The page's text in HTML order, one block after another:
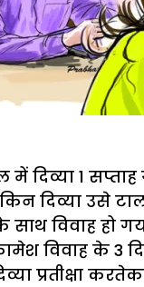
दिव्या 1
दिव्या उसे
साथ विवाह हो
विवाह के 3
प्रतीक्षा